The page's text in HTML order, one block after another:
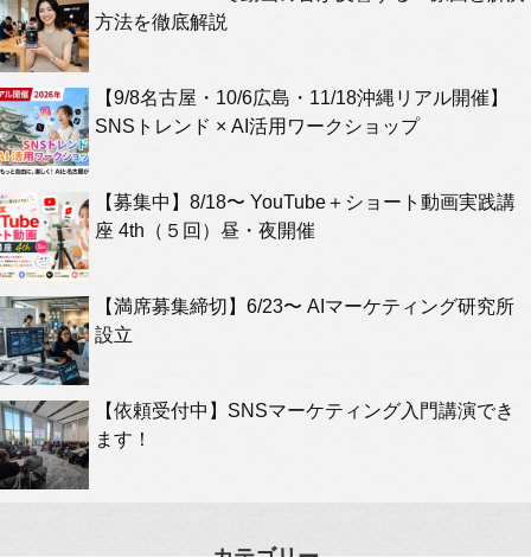
方法を徹底解説
【9/8名古屋・10/6広島・11/18沖縄リアル開催】
SNSトレンド × AI活用ワークショップ
【募集中】8/18〜 YouTube＋ショート動画実践講
座 4th（５回）昼・夜開催
【満席募集締切】6/23〜 AIマーケティング研究所
設立
【依頼受付中】SNSマーケティング入門講演でき
ます！